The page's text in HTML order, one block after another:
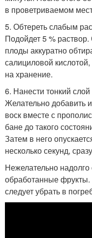
в проветриваемом
5. Обтереть слабым
Подойдет 5 %
плоды аккуратно
салициловой
на хранение.
6. Нанести тонкий
Желательно добавить
воск вместе с
бане до такого
Затем в него
несколько секунд,
Нежелательно
обработанные фрукты.
следует убрать в